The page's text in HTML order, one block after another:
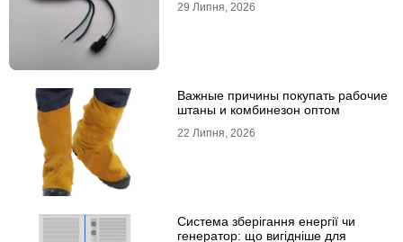
29 Липня, 2026
Важные причины покупать рабочие
штаны и комбинезон оптом
22 Липня, 2026
Система зберігання енергії чи
генератор: що вигідніше для